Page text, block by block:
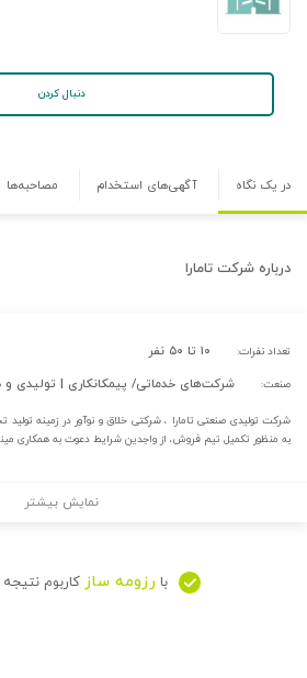
دنبال کردن
در یک نگاه آگهی‌های استخدام مصاحبه‌ها
درباره شرکت تامارا
تعداد نفرات: ۱۰ تا ۵۰ نفر
صنعت: شرکت‌های خدماتی/ پیمکانکاری | تولیدی و
شرکت تولیدی صنعتی تامارا ، شرکتی خلاق و نوآور در زمینه تولید
به منظور تکمیل تیم فروش، از واجدین شرایط دعوت به همکاری
نمایش بیشتر
با رزومه ساز کاربوم